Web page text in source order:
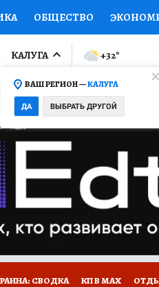
ОБЩЕСТВО
ПРОИСШЕСТВИЯ
ОТКРЫВАЕМ МИР Я ЗНАЮ
СЕРИАЛЫ
КОЛЛЕКЦИИ
КАЛУГА
ВАШ РЕГИОН —КАЛУГА
ДА ВЫБРАТЬ ДРУГОЙ
+32°
СВОДКА КП В МАХ